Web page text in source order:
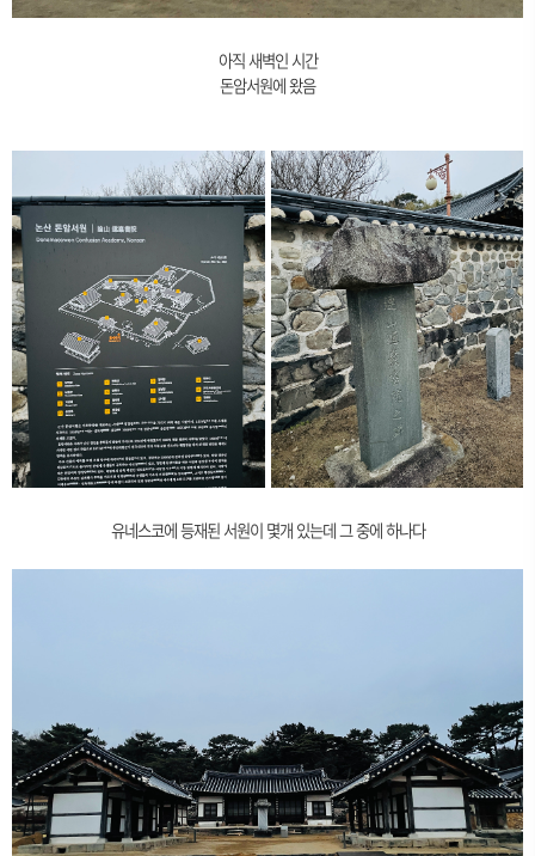
아직 새벽인 시간
돈암서원에 왔음
유네스코에 등재된 서원이 몇개 있는데 그 중에 하나다